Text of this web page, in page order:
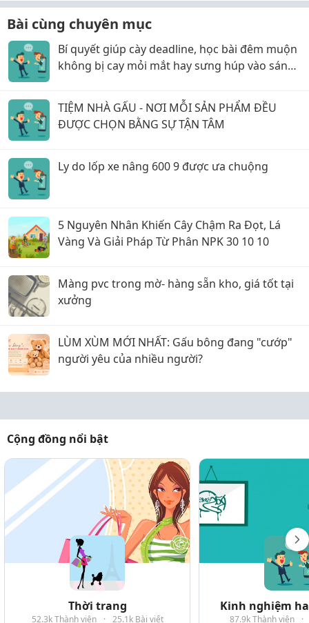
Bài cùng chuyên mục
Bí quyết giúp cày deadline, học bài đêm muộn
không bị cay mỏi mắt hay sưng húp vào sáng
TIỆM NHÀ GẤU - NƠI MỖI SẢN PHẨM ĐỀU
ĐƯỢC CHỌN BẰNG SỰ TẬN TÂM
Ly do lốp xe nâng 600 9 được ưa chuộng
5 Nguyên Nhân Khiến Cây Chậm Ra Đọt, Lá
Vàng Và Giải Pháp Từ Phân NPK 30 10 10
Màng pvc trong mờ- hàng sẵn kho, giá tốt tại
xưởng
LÙM XÙM MỚI NHẤT: Gấu bông đang "cướp"
người yêu của nhiều người?
Cộng đồng nổi bật
Thời trang
52.3k Thành viên · 25.1k Bài viết
Kinh nghiệm
87.9k Thành viên ·